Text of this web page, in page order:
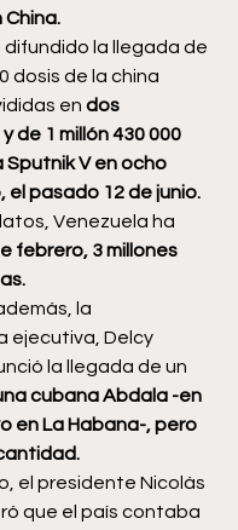
difundido la llegada de
dosis de la china
en dos
de 1 millón 430 000
Sputnik V en ocho
el pasado 12 de junio.
Venezuela ha
febrero, 3 millones
la
ejecutiva, Delcy
la llegada de un
cubana Abdala -en
en La Habana-, pero
el presidente Nicolás
que el país contaba